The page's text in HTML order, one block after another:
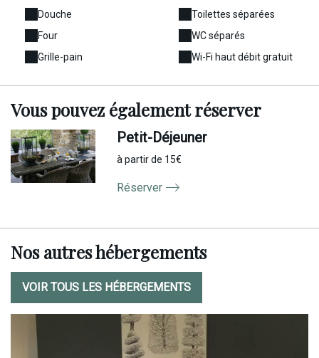
Douche
Four
Grille-pain
Toilettes séparées
WC séparés
Wi-Fi haut débit gratuit
Vous pouvezégalementréserver
Petit-Déjeuner
à partir de 15€
Réserver
Nos autres hébergements
VOIR TOUS LES HÉBERGEMENTS